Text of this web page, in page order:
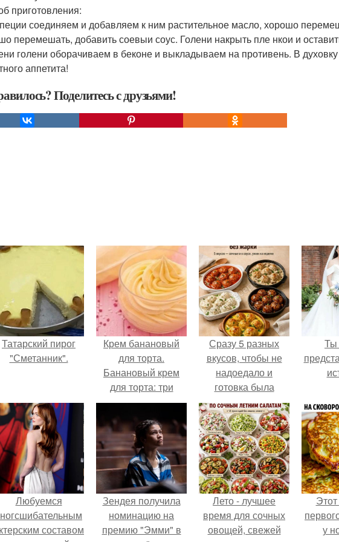
приготовления:
соединяем и добавляем к ним растительное масло, хорошо
перемешать, добавить соевыи соус. Голени накрыть пле нкои и
голени оборачиваем в беконе и выкладываем на противень. В
аппетита!
Поделитесь с друзьями!
Татарский пирог
"Сметанник".
Крем банановый
для торта.
Банановый крем
для торта: три
рецепта как
приготовить.
Сразу 5 разных
вкусов, чтобы не
надоедало и
готовка была
проще.
Ты
Любуемся
составом
Зендея получила
номинацию на
премию "Эмми" в
Лето - лучшее
время для сочных
овощей, свежей
у